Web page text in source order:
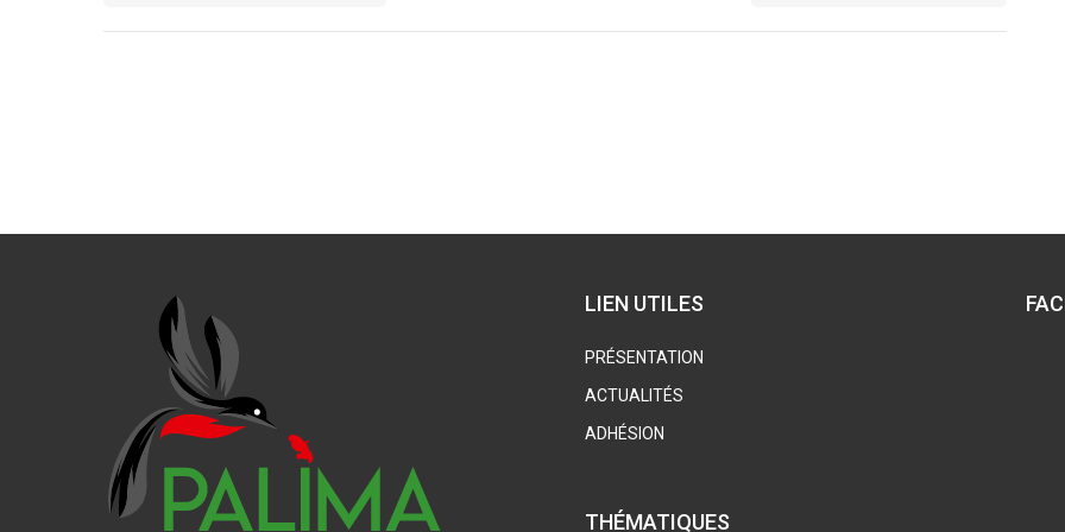
LIEN UTILES
PRÉSENTATION
ACTUALITÉS
ADHÉSION
THÉMATIQUES